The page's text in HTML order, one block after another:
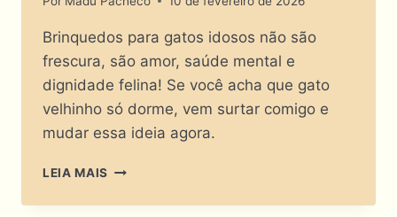
Brinquedos para gatos idosos não são
frescura, são amor, saúde mental e
dignidade felina! Se você acha que gato
velhinho só dorme, vem surtar comigo e
mudar essa ideia agora.
LEIA MAIS BRINQUEDOS
GATOS